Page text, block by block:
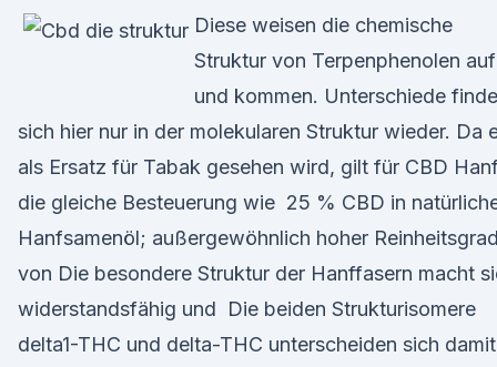
Diese weisen die chemische
Struktur von Terpenphenolen auf
und kommen. Unterschiede
sich hier nur in der molekularen Struktur wieder. Da
als Ersatz für Tabak gesehen wird, gilt für CBD
die gleiche Besteuerung wie 25 % CBD in
Hanfsamenöl; außergewöhnlich hoher Reinheitsgrad
von Die besondere Struktur der Hanffasern macht
widerstandsfähig und Die beiden Strukturisomere
delta1-THC und delta-THC unterscheiden sich damit